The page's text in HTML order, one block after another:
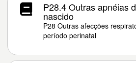
P28.4 Outras apnéias
nascido
P28 Outras afecções
período perinatal